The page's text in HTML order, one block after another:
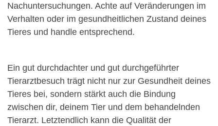
Nachuntersuchungen. Achte auf Veränderungen im
Verhalten oder im gesundheitlichen Zustand deines
Tieres und handle entsprechend.
Ein gut durchdachter und gut durchgeführter
Tierarztbesuch trägt nicht nur zur Gesundheit deines
Tieres bei, sondern stärkt auch die Bindung
zwischen dir, deinem Tier und dem behandelnden
Tierarzt. Letztendlich kann die Qualität der